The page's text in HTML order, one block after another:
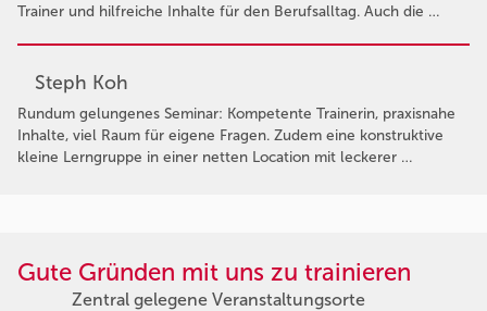
Trainer und hilfreiche Inhalte für den Berufsalltag. Auch die …
Steph Koh
Rundum gelungenes Seminar: Kompetente Trainerin, praxisnahe
Inhalte, viel Raum für eigene Fragen. Zudem eine konstruktive
kleine Lerngruppe in einer netten Location mit leckerer …
Gute Gründen mit uns zu trainieren
Zentral gelegene Veranstaltungsorte